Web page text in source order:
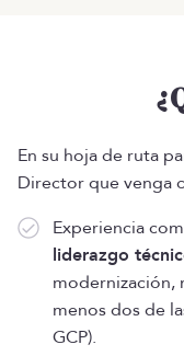
En su hoja de ruta
Director que venga
Experiencia
liderazgo
modernización,
menos dos de
GCP).